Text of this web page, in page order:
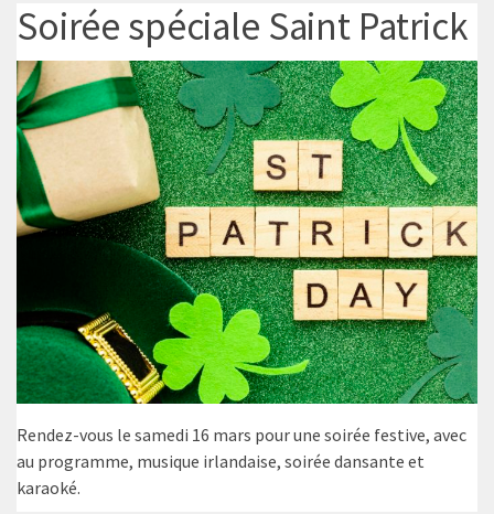
Soirée spéciale Saint Patrick
Rendez-vous le samedi 16 mars pour une soirée festive, avec
au programme, musique irlandaise, soirée dansante et
karaoké.